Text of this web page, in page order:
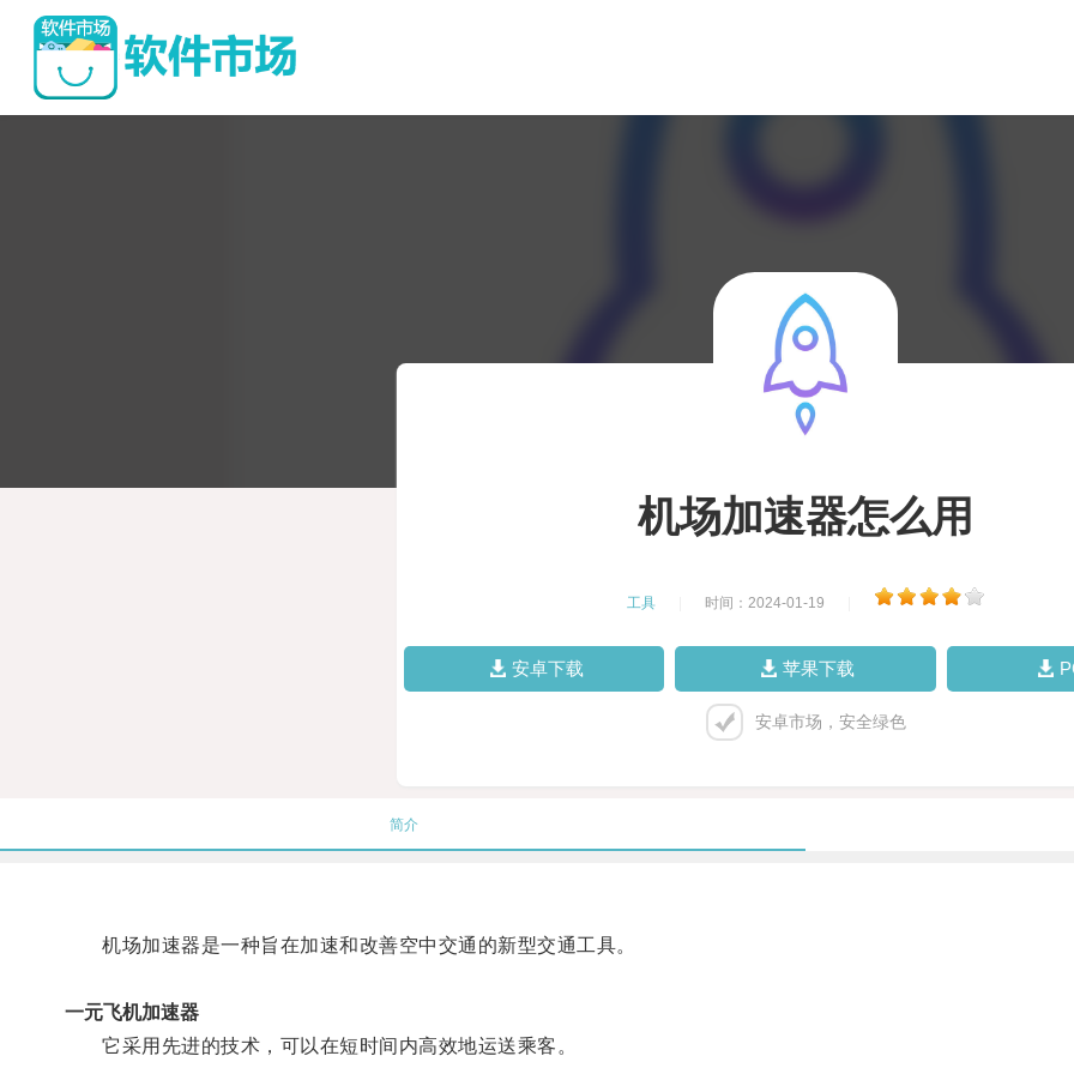
机场加速器怎么用
工具 时间：2024-01-19
安卓下载 苹果下载
安卓市场，安全绿色
简介
机场加速器是一种旨在加速和改善空中交通的新型交通工具。
一元飞机加速器
它采用先进的技术，可以在短时间内高效地运送乘客。